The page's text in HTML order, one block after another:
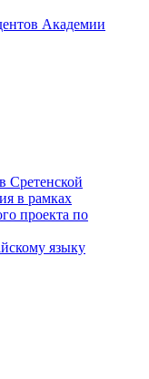
Академии
Сретенской
в рамках
проекта по
языку